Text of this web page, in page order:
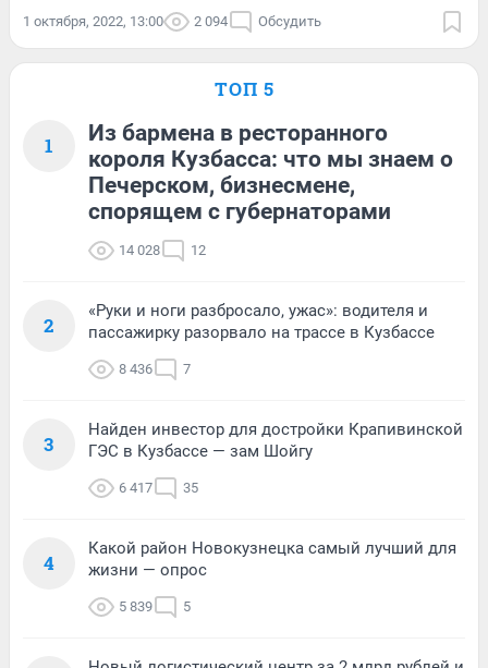
1 октября, 2022, 13:00 2 094 Обсудить
ТОП 5
1
Из бармена в ресторанного
короля Кузбасса: что мы знаем о
Печерском, бизнесмене,
спорящем с губернаторами
14 028 12
2
«Руки и ноги разбросало, ужас»: водителя и
пассажирку разорвало на трассе в Кузбассе
8 436 7
3
Найден инвестор для достройки Крапивинской
ГЭС в Кузбассе — зам Шойгу
6 417 35
4
Какой район Новокузнецка самый лучший для
жизни — опрос
5 839 5